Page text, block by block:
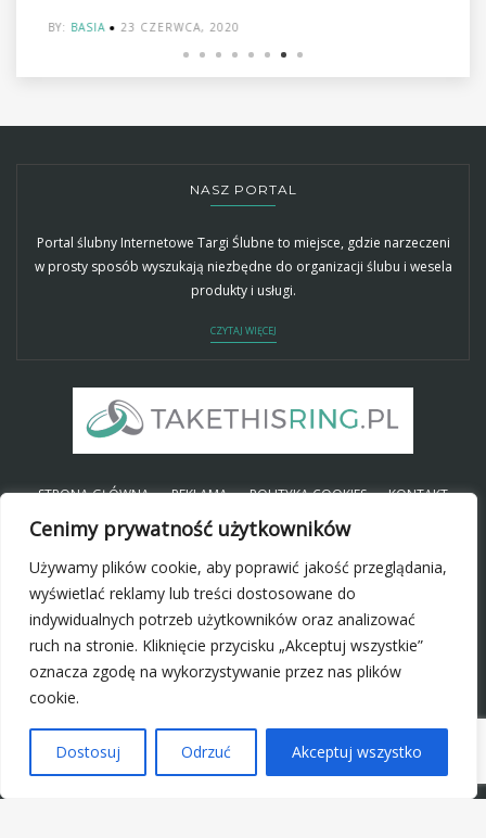
Cenimy prywatność użytkowników
Używamy plików cookie, aby poprawić jakość przeglądania,
wyświetlać reklamy lub treści dostosowane do
indywidualnych potrzeb użytkowników oraz analizować
ruch na stronie. Kliknięcie przycisku „Akceptuj wszystkie”
oznacza zgodę na wykorzystywanie przez nas plików
cookie.
Dostosuj Odrzuć Akceptuj wszystko
BY:BASIA 23 CZERWCA, 2020
NASZ PORTAL
Portal ślubny Internetowe Targi Ślubne to miejsce, gdzie narzeczeni
w prosty sposób wyszukają niezbędne do organizacji ślubu i wesela
produkty i usługi.
CZYTAJ WIĘCEJ
STRONA GŁÓWNA REKLAMA POLITYKA COOKIES KONTAKT
SOCIAL
© 2017TAKETHISRING.PL- Wszelkie prawa zastrzeżone